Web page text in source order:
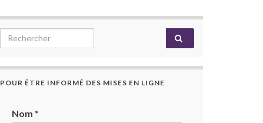
Search for:
POUR ÊTRE INFORMÉ DES MISES EN LIGNE
Nom *